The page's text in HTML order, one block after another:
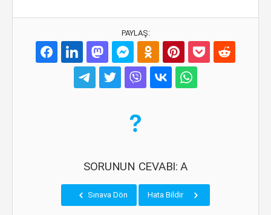
PAYLAŞ:
SORUNUN CEVABI: A
Sınava Dön Hata Bildir